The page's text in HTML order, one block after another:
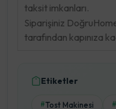
taksit imkanları.
Siparişiniz
tarafından kapınıza
Etiketler
#Tost Makinesi #